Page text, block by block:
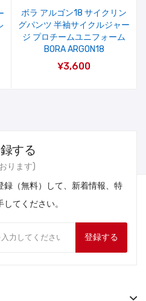
ボラ アルゴン18 サイクリン
グパンツ 半袖サイクルジャー
ジ プロチームユニフォーム
BORA ARGON18
¥3,600
する
ります)
録（無料）して、新着情報、特
てください。
登録する